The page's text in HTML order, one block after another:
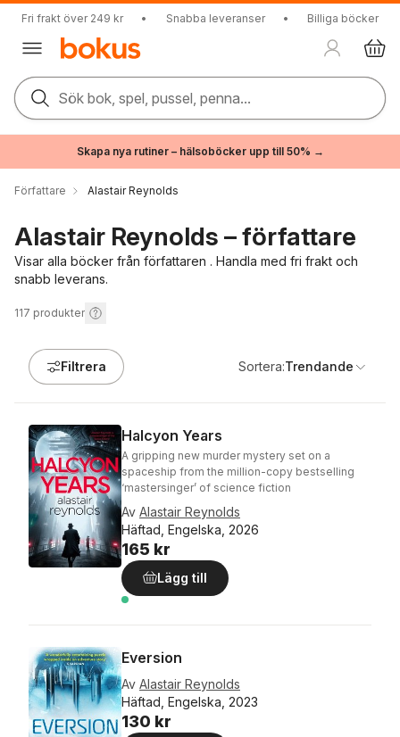
Fri frakt över 249 kr • Snabba leveranser • Billiga böcker
Sök bok, spel, pussel, penna...
Skapa nya rutiner – hälsoböcker upp till 50% →
Författare Alastair Reynolds
Alastair Reynolds – författare
Visar alla böcker från författaren . Handla med fri frakt och
snabb leverans.
117 produkter
Filtrera Sortera:Trendande
Halcyon Years
A gripping new murder mystery set on a
spaceship from the million-copy bestselling
‘mastersinger’ of science fiction
Av Alastair Reynolds
Häftad, Engelska, 2026
165 kr
Lägg till
Eversion
Av Alastair Reynolds
Häftad, Engelska, 2023
130 kr